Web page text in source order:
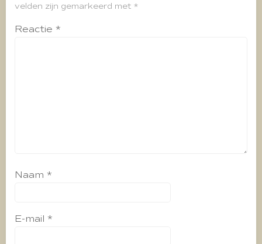
velden zijn gemarkeerd met *
Reactie *
Naam *
E-mail *